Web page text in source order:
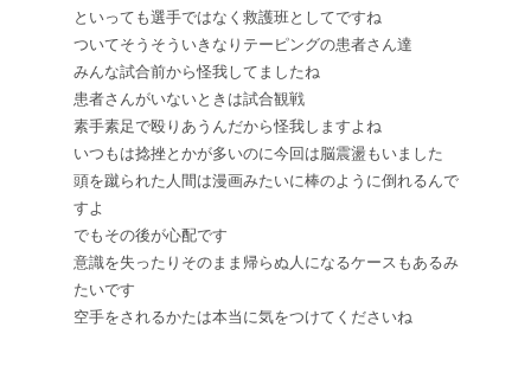
といっても選手ではなく救護班としてですね
ついてそうそういきなりテーピングの患者さん達
みんな試合前から怪我してましたね
患者さんがいないときは試合観戦
素手素足で殴りあうんだから怪我しますよね
いつもは捻挫とかが多いのに今回は脳震盪もいました
頭を蹴られた人間は漫画みたいに棒のように倒れるんで
すよ
でもその後が心配です
意識を失ったりそのまま帰らぬ人になるケースもあるみ
たいです
空手をされるかたは本当に気をつけてくださいね